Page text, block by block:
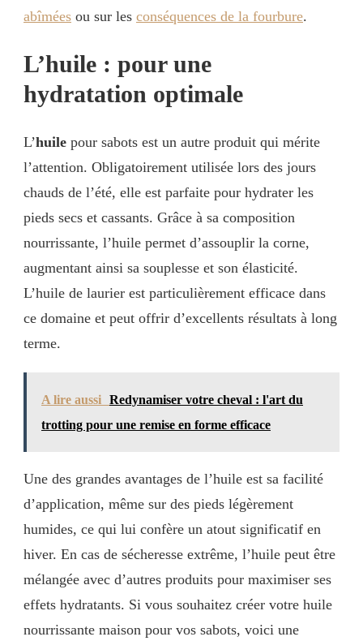
abîmées ou sur les conséquences de la fourbure.
L’huile : pour une
hydratation optimale
L’huile pour sabots est un autre produit qui mérite
l’attention. Obligatoirement utilisée lors des jours
chauds de l’été, elle est parfaite pour hydrater les
pieds secs et cassants. Grâce à sa composition
nourrissante, l’huile permet d’assouplir la corne,
augmentant ainsi sa souplesse et son élasticité.
L’huile de laurier est particulièrement efficace dans
ce domaine et peut offrir d’excellents résultats à long
terme.
A lire aussi Redynamiser votre cheval : l'art du
trotting pour une remise en forme efficace
Une des grandes avantages de l’huile est sa facilité
d’application, même sur des pieds légèrement
humides, ce qui lui confère un atout significatif en
hiver. En cas de sécheresse extrême, l’huile peut être
mélangée avec d’autres produits pour maximiser ses
effets hydratants. Si vous souhaitez créer votre huile
nourrissante maison pour vos sabots, voici une